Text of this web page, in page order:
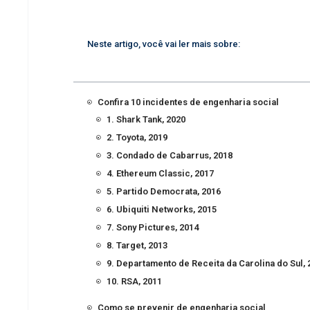
Neste artigo, você vai ler mais sobre:
Confira 10 incidentes de engenharia social
1. Shark Tank, 2020
2. Toyota, 2019
3. Condado de Cabarrus, 2018
4. Ethereum Classic, 2017
5. Partido Democrata, 2016
6. Ubiquiti Networks, 2015
7. Sony Pictures, 2014
8. Target, 2013
9. Departamento de Receita da Carolina do Sul,
10. RSA, 2011
Como se prevenir de engenharia social